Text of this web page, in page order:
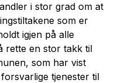
i stor grad om at
som er
igjen på alle
rette en stor takk til
som har vist
tjenester til